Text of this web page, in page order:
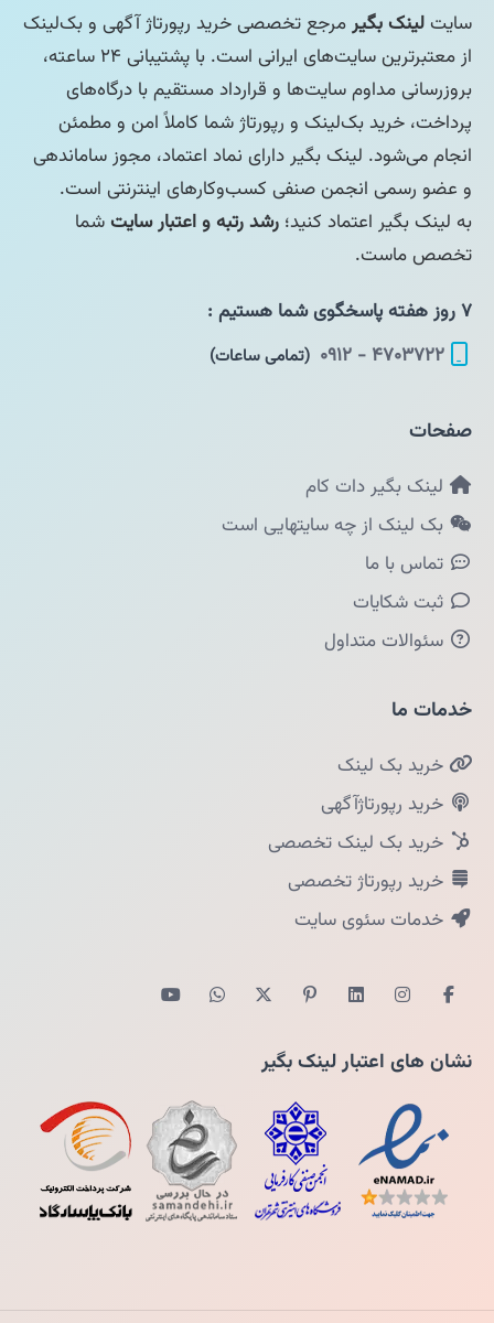
سایتلینک بگیرمرجع تخصصی خرید رپورتاژ آگهی و بک‌لینک
از معتبرترین سایت‌های ایرانی است. با پشتیبانی ۲۴ ساعته،
بروزرسانی مداوم سایت‌ها و قرارداد مستقیم با درگاه‌های
پرداخت، خرید بک‌لینک و رپورتاژ شما کاملاً امن و مطمئن
انجام می‌شود. لینک بگیر دارای نماد اعتماد، مجوز ساماندهی
و عضو رسمی انجمن صنفی کسب‌وکارهای اینترنتی است.
به لینک بگیر اعتماد کنید؛ رشد رتبه و اعتبار سایتشما
تخصص ماست.
۷ روز هفته پاسخگوی شما هستیم :
۴۷۰۳۷۲۲ - ۰۹۱۲
(تمامی ساعات)
صفحات
لینک بگیر دات کام
بک لینک از چه سایتهایی است
تماس با ما
ثبت شکایات
سئوالات متداول
خدمات ما
خرید بک لینک
خرید رپورتاژآگهی
خرید بک لینک تخصصی
خرید رپورتاژ تخصصی
خدمات سئوی سایت
نشان های اعتبار لینک بگیر